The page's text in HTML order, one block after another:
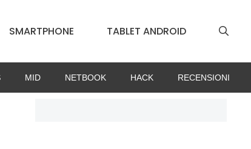
SMARTPHONE TABLET ANDROID
MID NETBOOK HACK RECENSIONI